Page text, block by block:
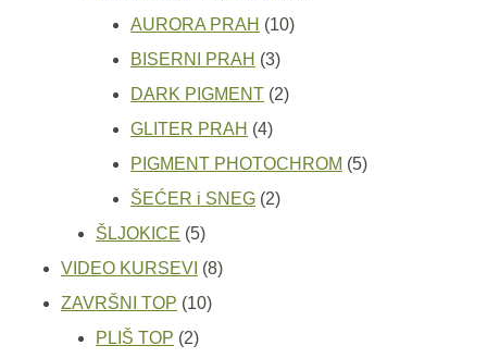
AURORA PRAH 1010
BISERNI PRAH 33
proizvoda
DARK PIGMENT 22
GLITER PRAH 44
proizvoda
PIGMENT PHOTOCHROM 55
ŠEĆER i SNEG 22
ŠLJOKICE 55
proizvoda
VIDEO KURSEVI 88
ZAVRŠNI TOP 1010
PLIŠ TOP 22